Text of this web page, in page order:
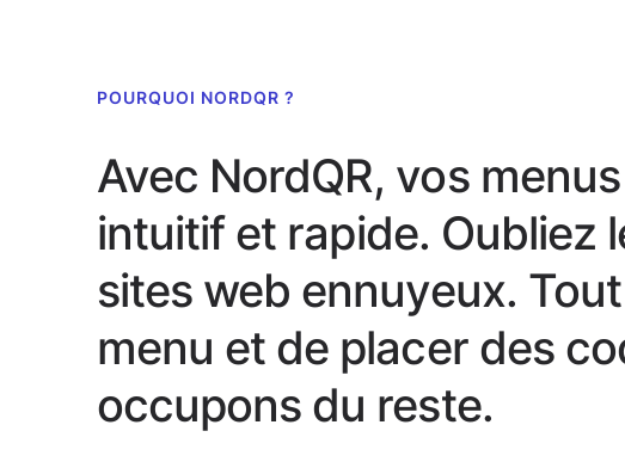
POURQUOI NORDQR ?
Avec NordQR, vos
intuitif et rapide. Oubliez
sites web ennuyeux.
menu et de placer des
occupons du reste.